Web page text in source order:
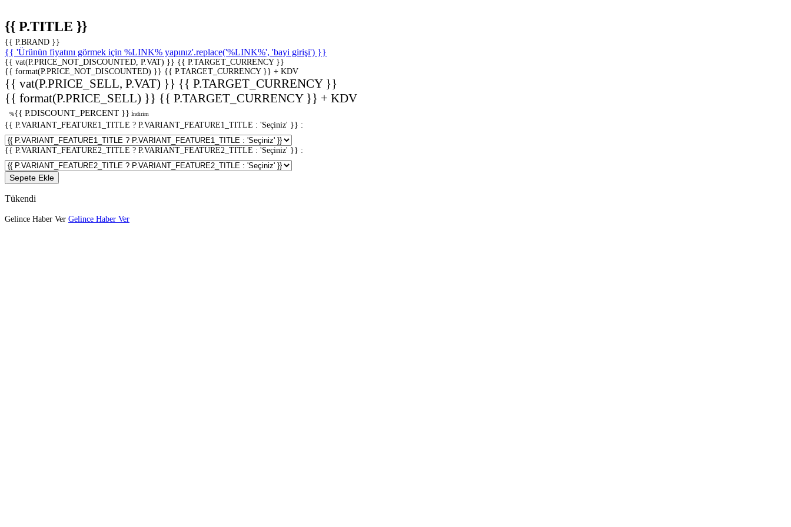
{{ P.TITLE }}
{{ P.BRAND }}
{{ 'Ürünün fiyatını görmek için %LINK% yapınız'.replace('%LINK%', 'bayi girişi') }}
{{ vat(P.PRICE_NOT_DISCOUNTED, P.VAT) }} {{ P.TARGET_CURRENCY }}
{{ format(P.PRICE_NOT_DISCOUNTED) }} {{ P.TARGET_CURRENCY }} + KDV
{{ vat(P.PRICE_SELL, P.VAT) }} {{ P.TARGET_CURRENCY }}
{{ format(P.PRICE_SELL) }} {{ P.TARGET_CURRENCY }} + KDV
%{{ P.DISCOUNT_PERCENT }} İndirim
{{ P.VARIANT_FEATURE1_TITLE ? P.VARIANT_FEATURE1_TITLE : 'Seçiniz' }} :
{{ P.VARIANT_FEATURE2_TITLE ? P.VARIANT_FEATURE2_TITLE : 'Seçiniz' }} :
Sepete Ekle
Tükendi
Gelince Haber Ver Gelince Haber Ver